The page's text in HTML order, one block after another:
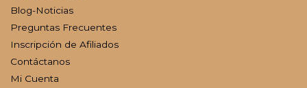
Blog-Noticias
Preguntas Frecuentes
Inscripción de Afiliados
Contáctanos
Mi Cuenta